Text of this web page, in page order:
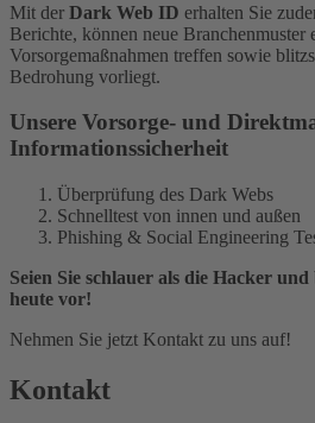
Mit der Dark Web ID erhalten Sie
Berichte, können neue Branchenmuster
Vorsorgemaßnahmen treffen sowie
Bedrohung vorliegt.
Unsere Vorsorge- und
Informationssicherheit
Überprüfung des Dark Webs
Schnelltest von innen und außen
Phishing & Social Engineering
Seien Sie schlauer als die Hacker
heute vor!
Nehmen Sie jetzt Kontakt zu uns auf!
Kontakt